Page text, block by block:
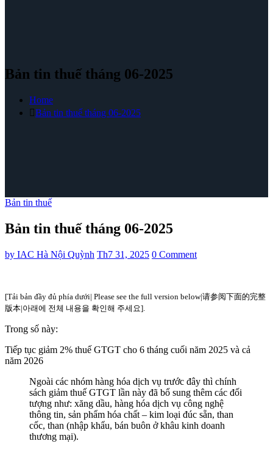
Bản tin thuế tháng 06-2025
Home
Bản tin thuế tháng 06-2025
Bản tin thuế
Bản tin thuế tháng 06-2025
by IAC Hà Nội Quỳnh Th7 31, 2025 0 Comment
[Tải bản đầy đủ phía dưới| Please see the full version below|请参阅下面的完整
版本|아래에 전체 내용을 확인해 주세요].
Trong số này:
Tiếp tục giảm 2% thuế GTGT cho 6 tháng cuối năm 2025 và cả
năm 2026
Ngoài các nhóm hàng hóa dịch vụ trước đây thì chính
sách giảm thuế GTGT lần này đã bổ sung thêm các đối
tượng như: xăng dầu, hàng hóa dịch vụ công nghệ
thông tin, sản phẩm hóa chất – kim loại đúc sẵn, than
cốc, than (nhập khẩu, bán buôn ở khâu kinh doanh
thương mại).